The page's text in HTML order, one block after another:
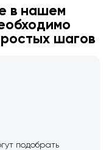
в нашем
шагов
подобрать